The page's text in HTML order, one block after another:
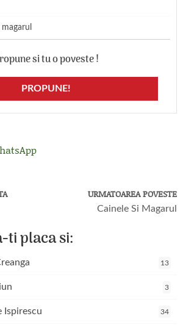
si tu o poveste !
PROPUNE!
URMATOAREA POVESTE
Cainele Si Magarul
ti placa si:
13
3
Ispirescu 34